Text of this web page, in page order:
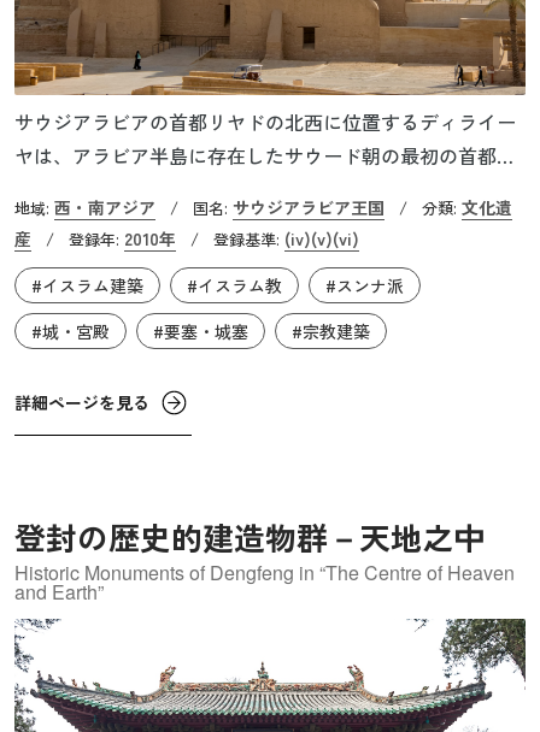
サウジアラビアの首都リヤドの北西に位置するディライー
ヤは、アラビア半島に存在したサウード朝の最初の首都で
心部特有のナジャディ様式の建築様式を今に伝えてくれて
います。ナジャディ様式とは、砂漠という環境に適合する
ために、日干しレンガやヤシの木を利用し、三角形の開口
部を設けたアラビア半島のオアシス独特の建築様式のこと
です。多くの建物が廃墟になってしまっているものの、ほ
とんど構成要素の大部分が現存しており、急激な近代化の
開発を免れていたため、保存状態も良好です。
地域: 西・南アジア / 国名: サウジアラビア王国 / 分類: 文化遺
産
/ 登録年: 2010年 / 登録基準: (iv)(v)(vi)
#イスラム建築
#イスラム教
#スンナ派
#城・宮殿
#要塞・城塞 #宗教建築
詳細ページを見る
登封の歴史的建造物群－天地之中
Historic Monuments of Dengfeng in “The Centre of Heaven
and Earth”